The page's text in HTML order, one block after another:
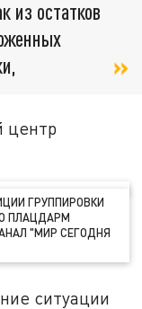
из остатков
центр
ГРУППИРОВКИ
ПЛАЦДАРМ
"МИР СЕГОДНЯ
ситуации